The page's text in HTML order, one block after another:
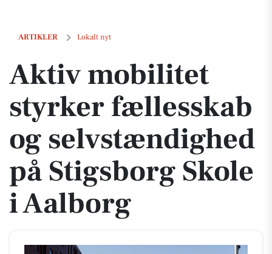
ARTIKLER Lokalt nyt
Aktiv mobilitet styrker fællesskab og selvstændighed på Stigsborg
Aktiv mobilitet
styrker fællesskab
og selvstændighed
på Stigsborg Skole
i Aalborg